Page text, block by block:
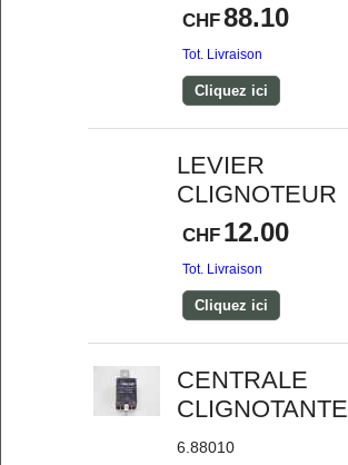
CHF88.10
Tot. Livraison
Cliquez ici
LEVIER
CLIGNOTEUR
CHF 12.00
Tot. Livraison
Cliquez ici
CENTRALE
CLIGNOTANTE
6.88010